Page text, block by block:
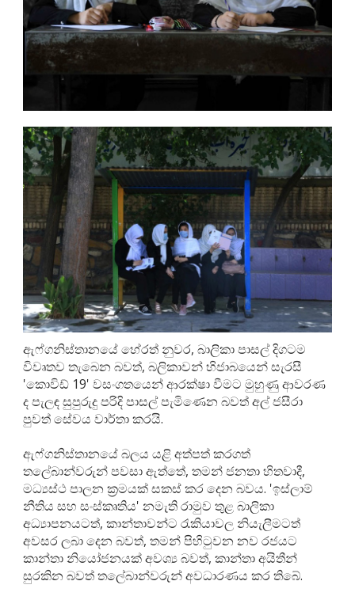
ඇෆ්ගනිස්තානයේ හේරත් නුවර, බාලිකා පාසල් දිගටම
විවෘතව තැබෙන බවත්, බලිකාවන් හිජාබයෙන් සැරසී
'කොවිඩ් 19' වසංගතයෙන් ආරක්ෂා වීමට මුහුණු ආවරණ
ද පැලඳ සුපුරුදු පරිදි පාසල් පැමිණෙන බවත් අල් ජසීරා
පුවත් සේවය වාර්තා කරයි.
ඇෆ්ගනිස්තානයේ බලය යළි අත්පත් කරගත්
තලේබාන්වරුන් පවසා ඇත්තේ, තමන් ජනතා හිතවාදී,
මධ්‍යස්ථ පාලන ක්‍රමයක් සකස් කර දෙන බවය. 'ඉස්ලාම්
නීතිය සහ සංස්කෘතිය' නමැති රාමුව තුළ බාලිකා
අධ්‍යාපනයටත්, කාන්තාවන්ට රැකියාවල නියැලීමටත්
අවසර ලබා දෙන බවත්, තමන් පිහිටුවන නව රජයට
කාන්තා නියෝජනයක් අවශ්‍ය බවත්, කාන්තා අයිතීන්
සුරකින බවත් තලේබාන්වරුන් අවධාරණය කර තිබේ.